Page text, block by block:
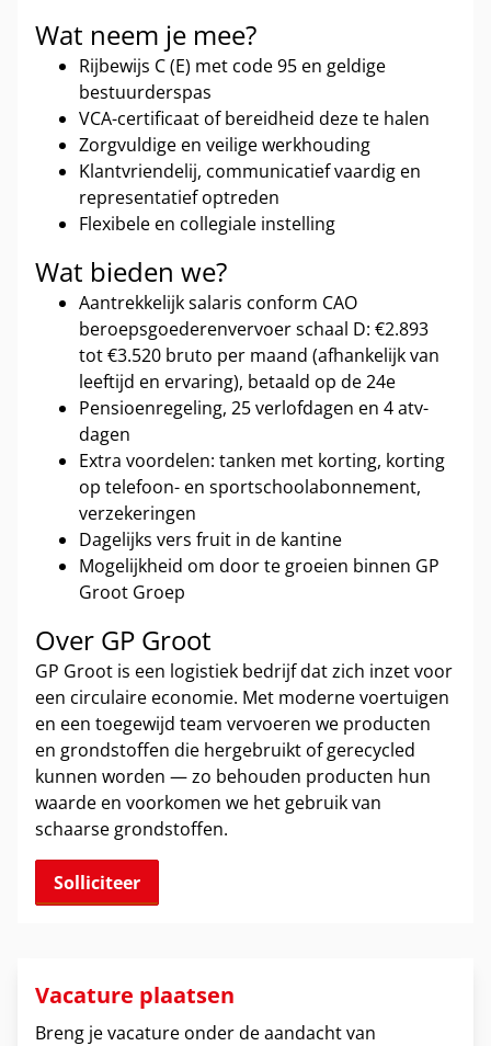
Wat neem je mee?
Rijbewijs C (E) met code 95 en geldige
bestuurderspas
VCA-certificaat of bereidheid deze te halen
Zorgvuldige en veilige werkhouding
Klantvriendelij, communicatief vaardig en
representatief optreden
Flexibele en collegiale instelling
Wat bieden we?
Aantrekkelijk salaris conform CAO
beroepsgoederenvervoer schaal D: €2.893
tot €3.520 bruto per maand (afhankelijk van
leeftijd en ervaring), betaald op de 24e
Pensioenregeling, 25 verlofdagen en 4 atv-
dagen
Extra voordelen: tanken met korting, korting
op telefoon- en sportschoolabonnement,
verzekeringen
Dagelijks vers fruit in de kantine
Mogelijkheid om door te groeien binnen GP
Groot Groep
Over GP Groot
GP Groot is een logistiek bedrijf dat zich inzet voor
een circulaire economie. Met moderne voertuigen
en een toegewijd team vervoeren we producten
en grondstoffen die hergebruikt of gerecycled
kunnen worden — zo behouden producten hun
waarde en voorkomen we het gebruik van
schaarse grondstoffen.
Solliciteer
Vacature plaatsen
Breng je vacature onder de aandacht van